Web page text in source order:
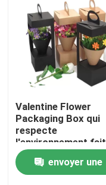
À la maison
Produits
Valentine Flower
Packaging Box qui
respecte
l'environnement fait
sur commande pour
Rose Flower Gift de
luxe
envoyer une